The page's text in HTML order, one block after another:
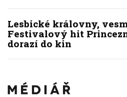
Lesbické královny,
Festivalový hit
dorazí do kin